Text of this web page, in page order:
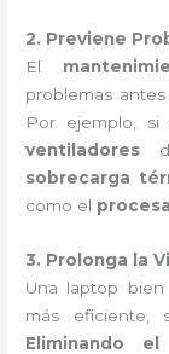
2. Previene
El
problemas
Por ejemplo,
ventiladores
sobrecarga
como el
3. Prolonga la
Una laptop
más eficiente,
Eliminando el